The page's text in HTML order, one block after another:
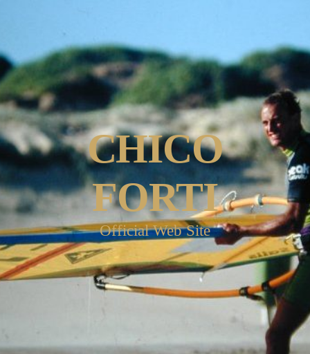
CHICO
FORTI
Official Web Site